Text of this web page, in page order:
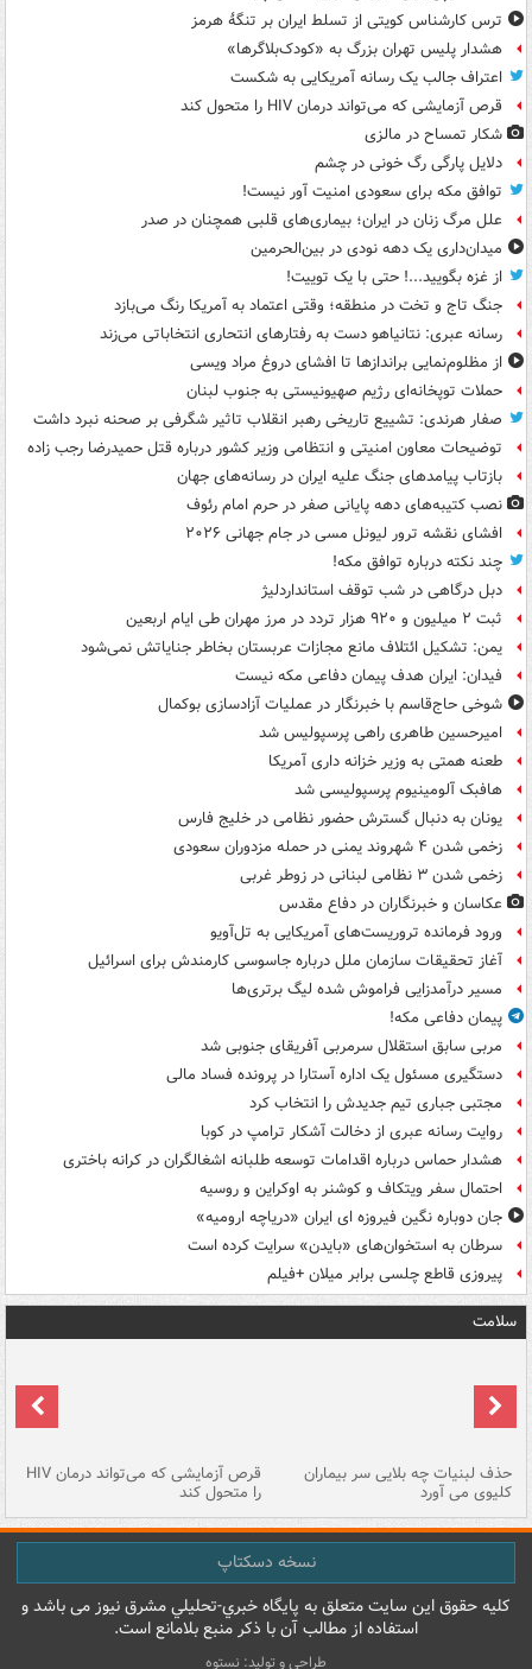
ترس کارشناس کویتی از تسلط ایران بر تنگۀ هرمز
هشدار پلیس تهران بزرگ به «کودک‌بلاگرها»
اعتراف جالب یک رسانه آمریکایی به شکست
قرص آزمایشی که می‌تواند درمان HIV را متحول کند
شکار تمساح در مالزی
دلایل پارگی رگ خونی در چشم
توافق مکه برای سعودی امنیت آور نیست!
علل مرگ زنان در ایران؛ بیماری‌های قلبی همچنان در صدر
میدان‌داری یک دهه نودی در بین‌الحرمین
از غزه بگویید...! حتی با یک توییت!
جنگ تاج و تخت در منطقه؛ وقتی اعتماد به آمریکا رنگ می‌بازد
رسانه عبری: نتانیاهو دست به رفتارهای انتحاری انتخاباتی می‌زند
از مظلوم‌نمایی براندازها تا افشای دروغ مراد ویسی
حملات توپخانه‌ای رژیم صهیونیستی به جنوب لبنان
صفار هرندی: تشییع تاریخی رهبر انقلاب تاثیر شگرفی بر صحنه نبرد داشت
توضیحات معاون امنیتی و انتظامی وزیر کشور درباره قتل حمیدرضا رجب زاده
بازتاب پیامدهای جنگ علیه ایران در رسانه‌های جهان
نصب کتیبه‌های دهه پایانی صفر در حرم امام رئوف
افشای نقشه ترور لیونل مسی در جام جهانی ۲۰۲۶
چند نکته درباره توافق مکه!
دبل درگاهی در شب توقف استانداردلیژ
ثبت ۲ میلیون و ۹۲۰ هزار تردد در مرز مهران طی ایام اربعین
یمن: تشکیل ائتلاف مانع مجازات عربستان بخاطر جنایاتش نمی‌شود
فیدان: ایران هدف پیمان دفاعی مکه نیست
شوخی حاج‌قاسم با خبرنگار در عملیات آزادسازی بوکمال
امیرحسین طاهری راهی پرسپولیس شد
طعنه همتی به وزیر خزانه داری آمریکا
هافبک آلومینیوم پرسپولیسی شد
یونان به دنبال گسترش حضور نظامی در خلیج فارس
زخمی شدن ۴ شهروند یمنی در حمله مزدوران سعودی
زخمی شدن ۳ نظامی لبنانی در زوطر غربی
عکاسان و خبرنگاران در دفاع مقدس
ورود فرمانده تروریست‌های آمریکایی به تل‌آویو
آغاز تحقیقات سازمان ملل درباره جاسوسی کارمندش برای اسرائیل
مسیر درآمدزایی فراموش شده لیگ برتری‌ها
پیمان دفاعی مکه!
مربی سابق استقلال سرمربی آفریقای جنوبی شد
دستگیری مسئول یک اداره آستارا در پرونده فساد مالی
مجتبی جباری تیم جدیدش را انتخاب کرد
روایت رسانه عبری از دخالت آشکار ترامپ در کوبا
هشدار حماس درباره اقدامات توسعه طلبانه اشغالگران در کرانه باختری
احتمال سفر ویتکاف و کوشنر به اوکراین و روسیه
جان دوباره نگین فیروزه ای ایران «دریاچه ارومیه»
سرطان به استخوان‌های «بایدن» سرایت کرده است
پیروزی قاطع چلسی برابر میلان +فیلم
سلامت
حذف لبنیات چه بلایی سر بیماران
کلیوی می آورد
قرص آزمایشی که می‌تواند درمان HIV
را متحول کند
نسخه دسکتاپ
کليه حقوق اين سايت متعلق به پایگاه خبري-تحليلي مشرق نيوز می باشد و
استفاده از مطالب آن با ذکر منبع بلامانع است.
طراحی و تولید: نستوه